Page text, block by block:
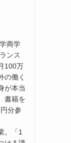
商学
ンス
100万
の働く
が本当
書籍を
分参
。「1